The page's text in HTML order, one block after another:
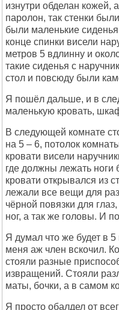
изнутри обделан кожей,
паролон, так стенки
были маленькие
конце спинки висели
метров 5 вдлинну и
такие сиденья с
стол и повсюду были
Я пошёл дальше, и в
маленькую кровать,
В следующей комнате
на 5 – 6, потолок
кровати висели
где должны лежать ноги
кровати открывался из
лежали все вещи для
чёрной повязки для
ног, а так же головы. И
Я думал что же будет в 5
меня аж член вскочил.
стояли разные
извращений. Стояли
маты, бочки, а в самом
Я просто обалдел от